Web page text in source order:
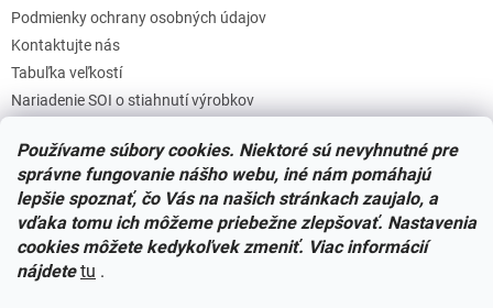
Používame súbory cookies. Niektoré sú nevyhnutné pre
správne fungovanie nášho webu, iné nám pomáhajú
lepšie spoznať, čo Vás na našich stránkach zaujalo, a
vďaka tomu ich môžeme priebežne zlepšovať. Nastavenia
cookies môžete kedykoľvek zmeniť. Viac informácií
nájdete tu .
Podmienky ochrany osobných údajov
Kontaktujte nás
Tabuľka veľkostí
Nariadenie SOI o stiahnutí výrobkov
Zásady súborov COOKIES
Facebook